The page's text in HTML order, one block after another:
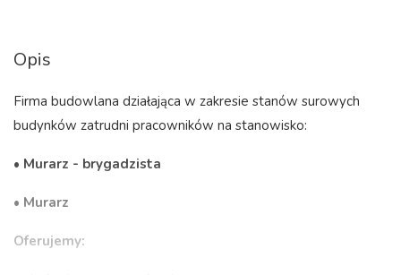
Opis
Firma budowlana działająca w zakresie stanów surowych
budynków zatrudni pracowników na stanowisko:
• Murarz - brygadzista
• Murarz
Oferujemy: